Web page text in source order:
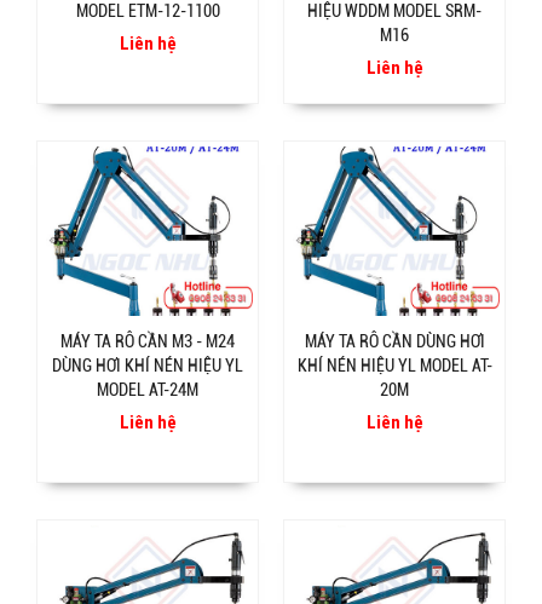
MODEL ETM-12-1100
Liên hệ
HIỆU WDDM MODEL SRM-
M16
Liên hệ
MÁY TA RÔ CẦN M3 - M24
DÙNG HƠI KHÍ NÉN HIỆU YL
MODEL AT-24M
Liên hệ
MÁY TA RÔ CẦN DÙNG HƠI
KHÍ NÉN HIỆU YL MODEL AT-
20M
Liên hệ